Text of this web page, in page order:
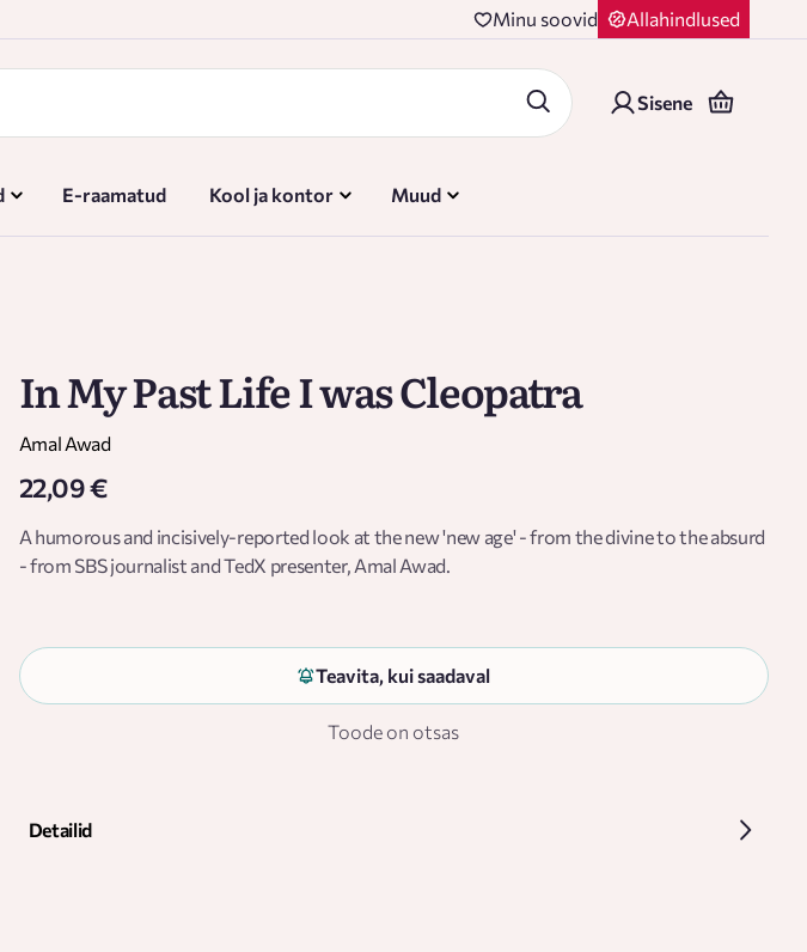
Minu soovid Allahindlused
Sisene
E-raamatud Kool ja kontor Muud
In My Past Life I was Cleopatra
Amal Awad
22,09 €
A humorous and incisively-reported look at the new 'new age' - from the divine to the absurd
- from SBS journalist and TedX presenter, Amal Awad.
Teavita, kui saadaval
Toode on otsas
Detailid